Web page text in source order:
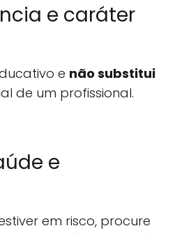
e caráter
e não substitui
de um profissional.
e
em risco, procure